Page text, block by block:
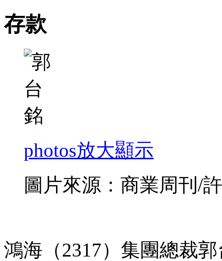
存款
photos放大顯示
圖片來源：商業周刊/
鴻海（2317）集團總裁